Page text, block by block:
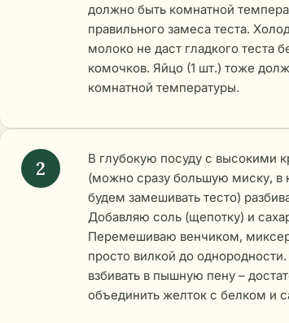
должно быть комнатной
правильного замеса теста.
молоко не даст гладкого теста
комочков. Яйцо (1 шт.) тоже
комнатной температуры.
В глубокую посуду с высокими
(можно сразу большую миску, в
будем замешивать тесто)
Добавляю соль (щепотку) и
Перемешиваю венчиком,
просто вилкой до
взбивать в пышную пену –
объединить желток с белком и